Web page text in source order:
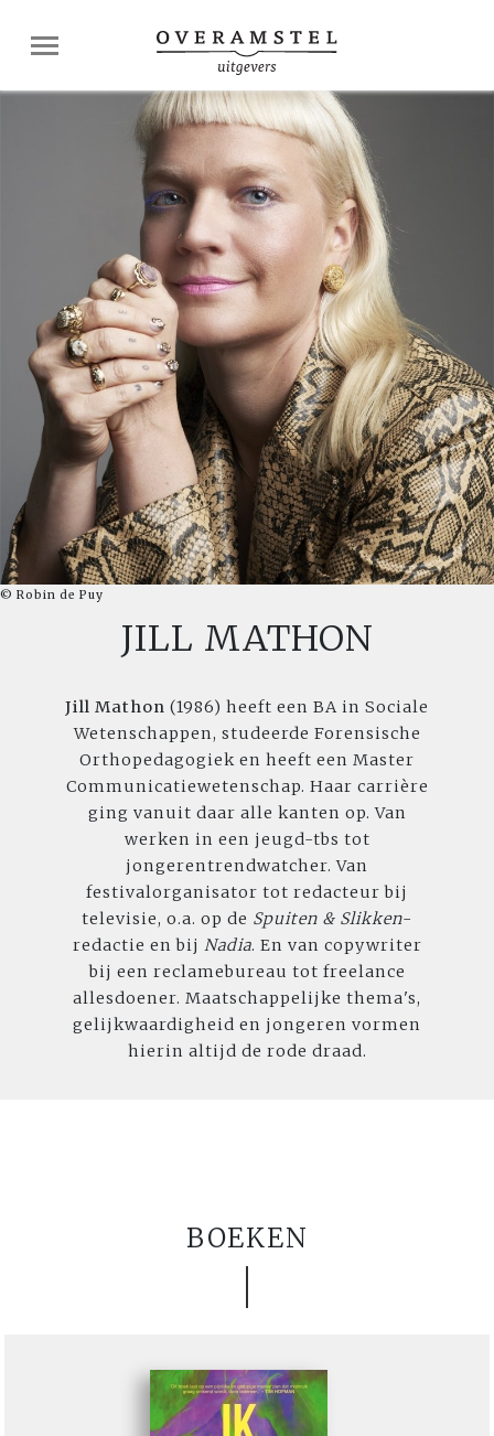
© Robin de Puy
JILL MATHON
Jill Mathon (1986) heeft een BA in Sociale
Wetenschappen, studeerde Forensische
Orthopedagogiek en heeft een Master
Communicatiewetenschap. Haar carrière
ging vanuit daar alle kanten op. Van
werken in een jeugd-tbs tot
jongerentrendwatcher. Van
festivalorganisator tot redacteur bij
televisie, o.a. op de Spuiten & Slikken-
redactie en bij Nadia. En van copywriter
bij een reclamebureau tot freelance
allesdoener. Maatschappelijke thema's,
gelijkwaardigheid en jongeren vormen
hierin altijd de rode draad.
BOEKEN